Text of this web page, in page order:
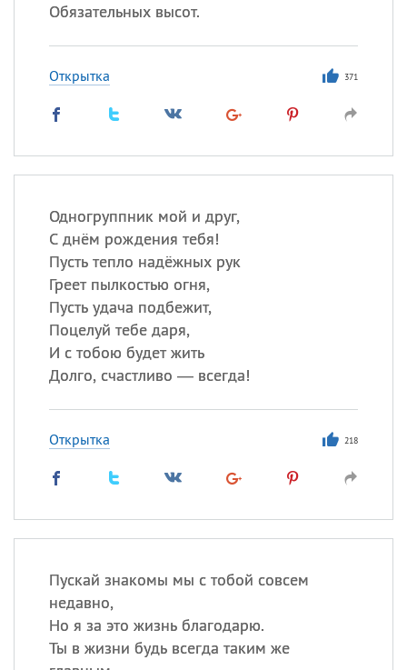
Обязательных высот.
Открытка 371
Одногруппник мой и друг,
С днём рождения тебя!
Пусть тепло надёжных рук
Греет пылкостью огня,
Пусть удача подбежит,
Поцелуй тебе даря,
И с тобою будет жить
Долго, счастливо — всегда!
Открытка 218
Пускай знакомы мы с тобой совсем
недавно,
Но я за это жизнь благодарю.
Ты в жизни будь всегда таким же
Посмотреть значениеи
происхождение